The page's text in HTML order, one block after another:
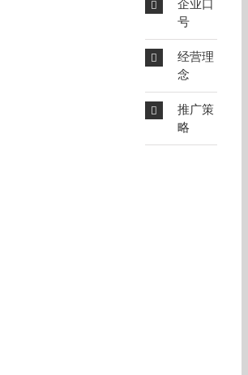
企业口
号
经营理
念
推广策
略